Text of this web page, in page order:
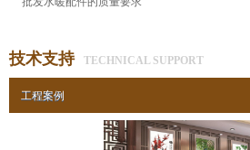
技术支持 TECHNICAL SUPPORT
工程案例